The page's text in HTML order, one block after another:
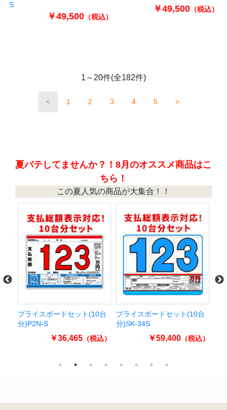
S
￥49,500（税込）
￥49,500（税込）
1～20件(全182件)
< 1 2 3 4 5 >
夏バテしてませんか？！8月のオススメ商品はこ
ちら！
この夏人気の商品が大集合！！
プライスボードセット(10台
分)P2N-S
￥36,465 （税込）
プライスボードセット(10台
分)SK-34S
￥59,400 （税込）